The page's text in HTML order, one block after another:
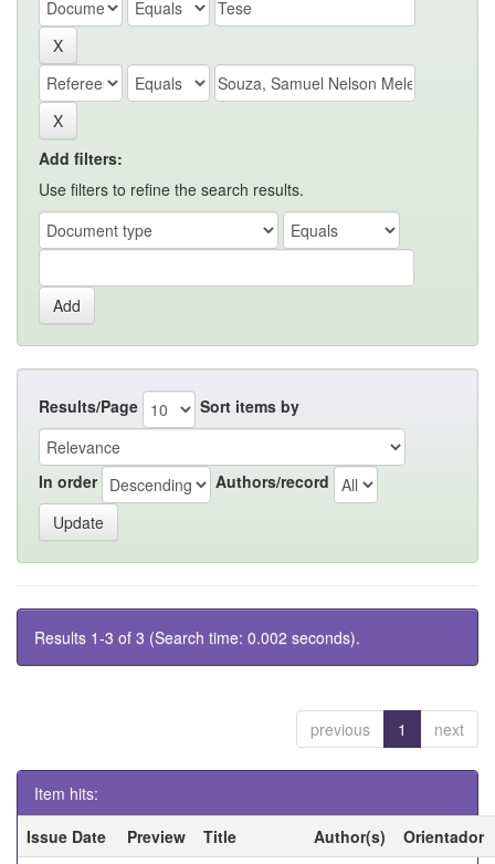
Add filters:
Use filters to refine the search results.
Results/Page Sort items by
In order Authors/record
Results 1-3 of 3 (Search time: 0.002 seconds).
previous 1 next
Item hits:
Issue Date
Preview Title Author(s)
Orientador